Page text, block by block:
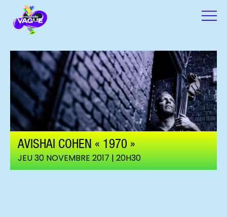
AVISHAI COHEN « 1970 »
JEU 30 NOVEMBRE 2017 | 20H30